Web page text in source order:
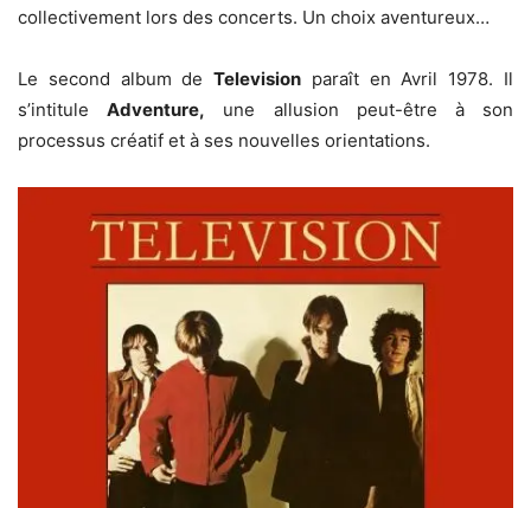
collectivement lors des concerts. Un choix aventureux…
Le second album deTelevision paraît en Avril 1978. Il
s’intituleAdventure, une allusion peut-être à son
processus créatif et à ses nouvelles orientations.